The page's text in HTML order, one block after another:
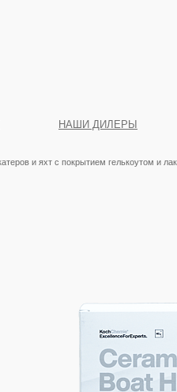
НАШИ ДИЛЕРЫ
и яхт с покрытием гелькоутом и